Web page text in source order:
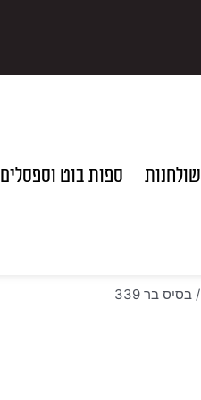
שולחנות ספות בוט וספסלים
/ בסיס בר 339